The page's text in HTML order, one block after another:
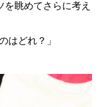
を眺めてさらに考え
はどれ？」